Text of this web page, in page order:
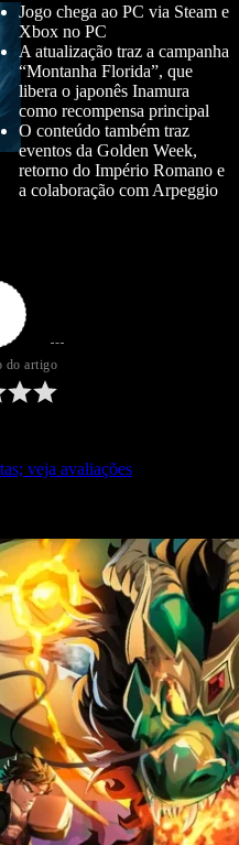
Jogo chega ao PC via Steam e
Xbox no PC
A atualização traz a campanha
“Montanha Florida”, que
libera o japonês Inamura
como recompensa principal
O conteúdo também traz
eventos da Golden Week,
retorno do Império Romano e
a colaboração com Arpeggio
do artigo
veja avaliações